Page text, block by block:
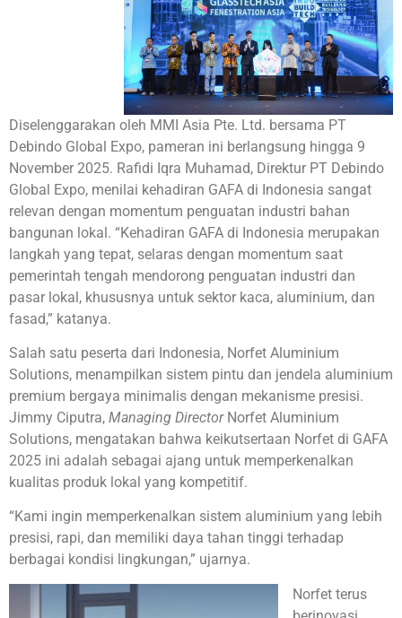
Diselenggarakan oleh MMI Asia Pte. Ltd. bersama PT
Debindo Global Expo, pameran ini berlangsung hingga 9
November 2025. Rafidi Iqra Muhamad, Direktur PT Debindo
Global Expo, menilai kehadiran GAFA di Indonesia sangat
relevan dengan momentum penguatan industri bahan
bangunan lokal. “Kehadiran GAFA di Indonesia merupakan
langkah yang tepat, selaras dengan momentum saat
pemerintah tengah mendorong penguatan industri dan
pasar lokal, khususnya untuk sektor kaca, aluminium, dan
fasad,” katanya.
Salah satu peserta dari Indonesia, Norfet Aluminium
Solutions, menampilkan sistem pintu dan jendela aluminium
premium bergaya minimalis dengan mekanisme presisi.
Jimmy Ciputra, Managing Director Norfet Aluminium
Solutions, mengatakan bahwa keikutsertaan Norfet di GAFA
2025 ini adalah sebagai ajang untuk memperkenalkan
kualitas produk lokal yang kompetitif.
“Kami ingin memperkenalkan sistem aluminium yang lebih
presisi, rapi, dan memiliki daya tahan tinggi terhadap
berbagai kondisi lingkungan,” ujarnya.
Norfet terus